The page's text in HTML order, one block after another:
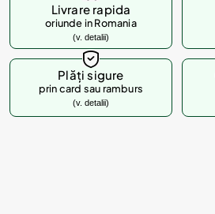
Livrare rapida
oriunde in Romania
(v. detalii)
Plăți sigure
prin card sau ramburs
(v. detalii)